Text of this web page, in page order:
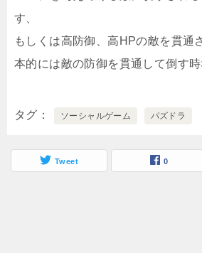
す、
もしくは高防御、高HPの敵を貫通
本的には敵の防御を貫通して倒す時
タグ ソーシャルゲーム パズドラ
Tweet 0